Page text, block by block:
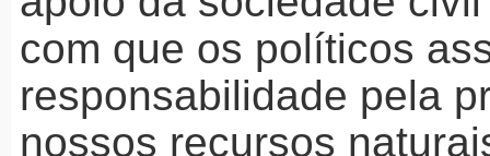
com que os políticos
responsabilidade pela
nossos recursos